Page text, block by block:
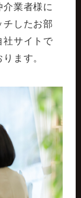
業者様に
チしたお部
社サイトで
ます。